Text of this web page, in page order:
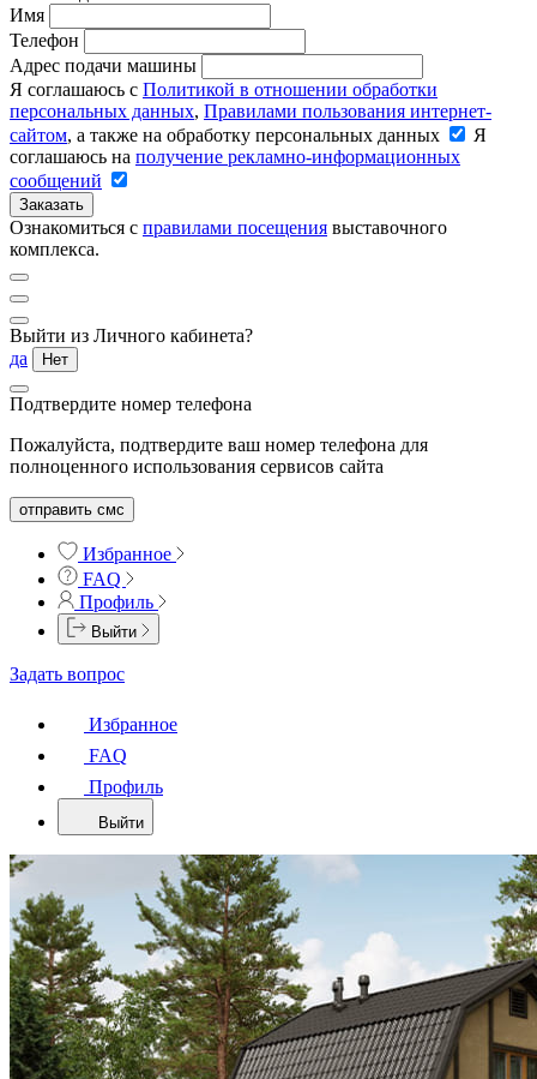
Имя
Телефон
Адрес подачи машины
Я соглашаюсь с Политикой в отношении обработки
персональных данных, Правилами пользования интернет-
сайтом, а также на обработку персональных данных
Я
соглашаюсь на получение рекламно-информационных
сообщений
Заказать
Ознакомиться с правилами посещения выставочного
комплекса.
Выйти из Личного кабинета?
да
Нет
Подтвердите номер телефона
Пожалуйста, подтвердите ваш номер телефона для
полноценного использования сервисов сайта
отправить смс
Избранное
FAQ
Профиль
Выйти
Задать вопрос
Избранное
FAQ
Профиль
Выйти